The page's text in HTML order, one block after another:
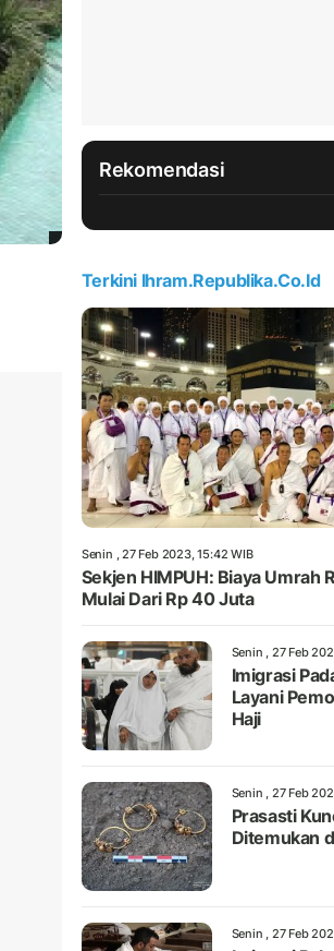
Rekomendasi
Terkini Ihram.republika.co.id
Senin , 27 Feb 2023, 15:42 WIB
Sekjen HIMPUH: Biaya Umrah
Mulai Dari Rp 40 Juta
Senin , 27 Feb
Imigrasi
Layani
Haji
Senin , 27 Feb
Prasasti
Ditemukan
Senin , 27 Feb